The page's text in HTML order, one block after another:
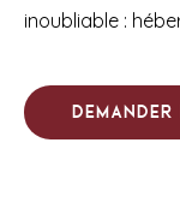
inoubliable :